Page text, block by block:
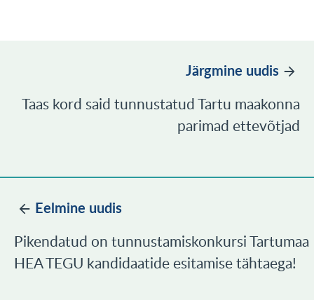
Järgmine uudis
Taas kord said tunnustatud Tartu maakonna
parimad ettevõtjad
Eelmine uudis
Pikendatud on tunnustamiskonkursi Tartumaa
HEA TEGU kandidaatide esitamise tähtaega!